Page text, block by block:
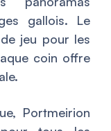
gallois. Le
jeu pour les
coin offre
Portmeirion